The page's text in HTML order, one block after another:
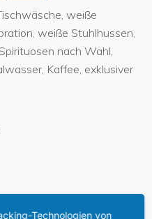
weiße
weiße Stuhlhussen,
nach Wahl,
Kaffee, exklusiver
Technologien von